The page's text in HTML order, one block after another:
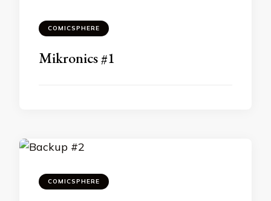
COMICSPHERE
Mikronics #1
COMICSPHERE